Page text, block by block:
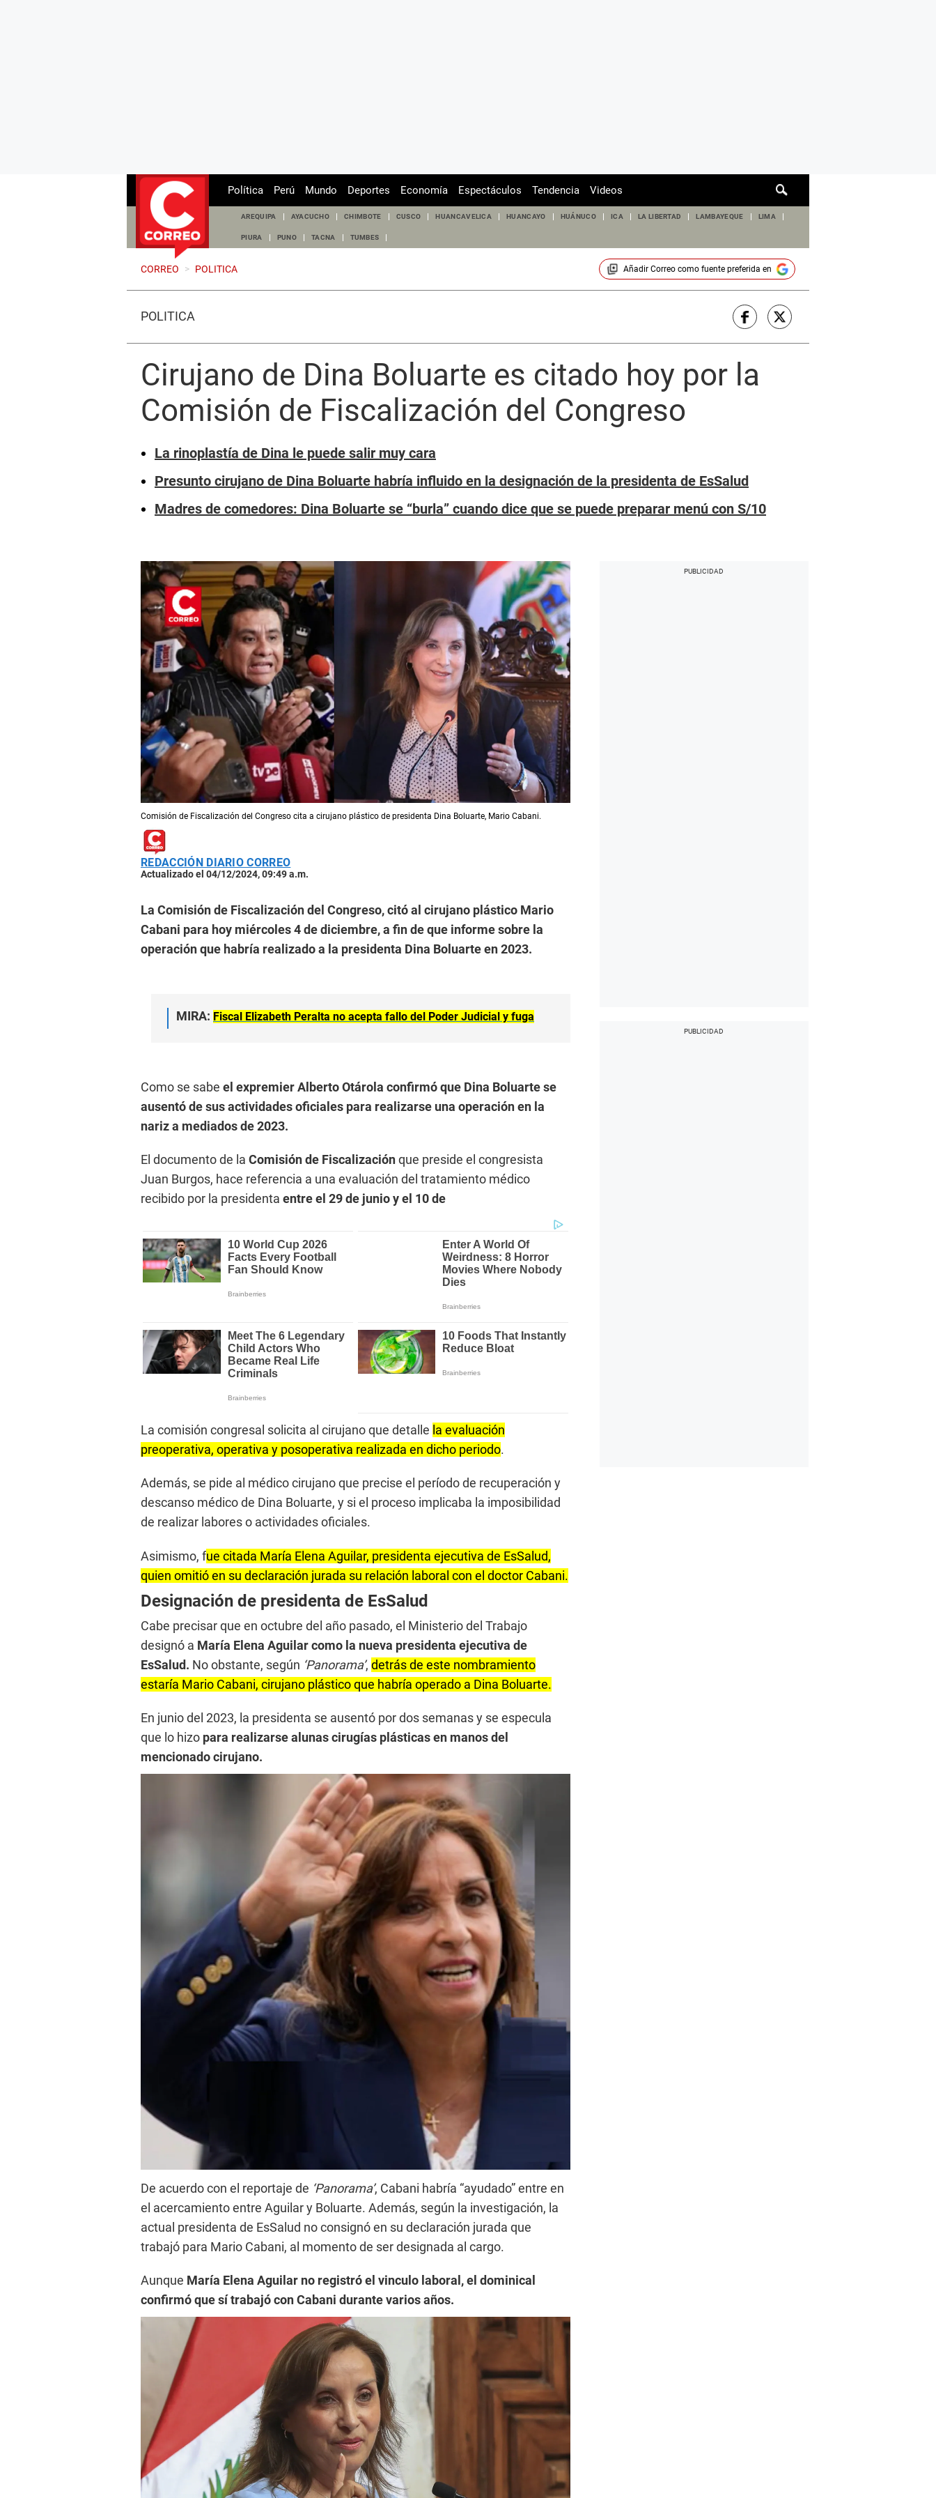
de
Política Perú Mundo Deportes Economía Espectáculos Tendencia Videos
AREQUIPA AYACUCHO CHIMBOTE CUSCO HUANCAVELICA HUANCAYO HUÁNUCO ICA LA LIBERTAD LAMBAYEQUE LIMA
PIURA PUNO TACNA TUMBES
CORREO > POLITICA Añadir Correocomo fuente preferida en
POLÍTICA
Cirujano de Dina Boluarte es citado hoy por la
Comisión de Fiscalización del Congreso
La rinoplastía de Dina le puede salir muy cara
Presunto cirujano de Dina Boluarte habría influido en la designación de la presidenta de EsSalud
Madres de comedores: Dina Boluarte se “burla” cuando dice que se puede preparar menú con S/10
Comisión de Fiscalización del Congreso cita a cirujano plástico de presidenta Dina Boluarte, Mario Cabani.
REDACCIÓN DIARIO CORREO
Actualizado el 04/12/2024, 09:49 a.m.
La Comisión de Fiscalización del Congreso, citó al cirujano plástico Mario
Cabani para hoy miércoles 4 de diciembre, a fin de que informe sobre la
operación que habría realizado a la presidenta Dina Boluarte en 2023.
MIRA: Fiscal Elizabeth Peralta no acepta fallo del Poder Judicial y fuga
Como se sabe el expremier Alberto Otárola confirmó que Dina Boluarte se
ausentó de sus actividades oficiales para realizarse una operación en la
nariz a mediados de 2023.
El documento de la Comisión de Fiscalizaciónque preside el congresista
Juan Burgos, hace referencia a una evaluación del tratamiento médico
recibido por la presidenta entre el 29 de junio y el 10 de
La comisión congresal solicita al cirujano que detalle la evaluación
preoperativa, operativa y posoperativa realizada en dicho periodo.
Además, se pide al médico cirujano que precise el período de recuperación y
descanso médico de Dina Boluarte, y si el proceso implicaba la imposibilidad
de realizar labores o actividades oficiales.
Asimismo, fue citada María Elena Aguilar, presidenta ejecutiva de EsSalud,
quien omitió en su declaración jurada su relación laboral con el doctor Cabani.
Designación de presidenta de EsSalud
Cabe precisar que en octubre del año pasado, el Ministerio del Trabajo
designó a María Elena Aguilar como la nueva presidenta ejecutiva de
EsSalud. No obstante, según ‘Panorama’, detrás de este nombramiento
estaría Mario Cabani, cirujano plástico que habría operado a Dina Boluarte.
En junio del 2023, la presidenta se ausentó por dos semanas y se especula
que lo hizo para realizarse alunas cirugías plásticas en manos del
mencionado cirujano.
De acuerdo con el reportaje de ‘Panorama’, Cabani habría “ayudado” entre en
el acercamiento entre Aguilar y Boluarte. Además, según la investigación, la
actual presidenta de EsSalud no consignó en su declaración jurada que
trabajó para Mario Cabani, al momento de ser designada al cargo.
Aunque María Elena Aguilar no registró el vinculo laboral, el dominical
confirmó que sí trabajó con Cabani durante varios años.